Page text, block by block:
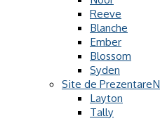
Reeve
Blanche
Ember
Blossom
Syden
Site de Prezentare
Layton
Tally